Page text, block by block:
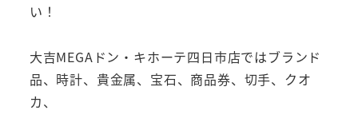
い！
大吉MEGAドン・キホーテ四日市店ではブランド
品、時計、貴金属、宝石、商品券、切手、クオ
カ、